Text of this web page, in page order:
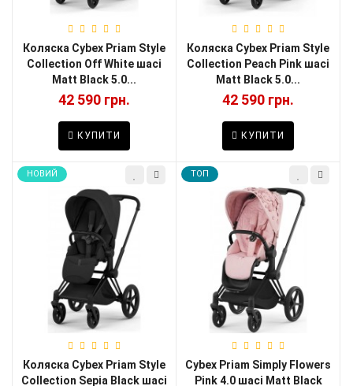
Коляска Cybex Priam Style
Collection Off White шасі
Matt Black 5.0...
42 590 грн.
КУПИТИ
Коляска Cybex Priam Style
Collection Peach Pink шасі
Matt Black 5.0...
42 590 грн.
КУПИТИ
НОВИЙ
Коляска Cybex Priam Style
Collection Sepia Black шасі
TOП
Cybex Priam Simply Flowers
Pink 4.0 шасі Matt Black